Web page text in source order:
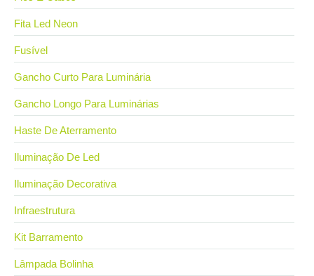
Fita Led Neon
Fusível
Gancho Curto Para Luminária
Gancho Longo Para Luminárias
Haste De Aterramento
Iluminação De Led
Iluminação Decorativa
Infraestrutura
Kit Barramento
Lâmpada Bolinha